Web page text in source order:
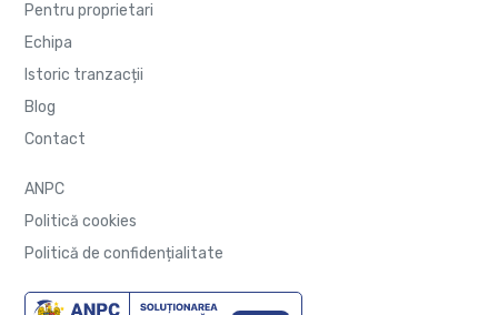
Pentru proprietari
Echipa
Istoric tranzacții
Blog
Contact
ANPC
Politică cookies
Politică de confidențialitate